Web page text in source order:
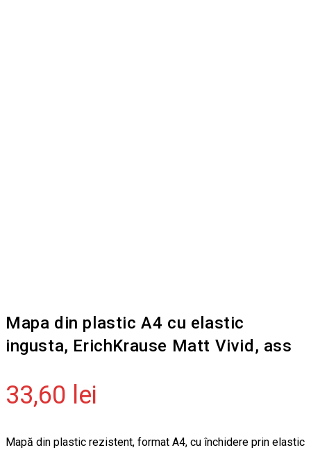
Mapa din plastic A4 cu elastic
ingusta, ErichKrause Matt Vivid, ass
33,60 lei
Mapă din plastic rezistent, format A4, cu închidere prin elastic